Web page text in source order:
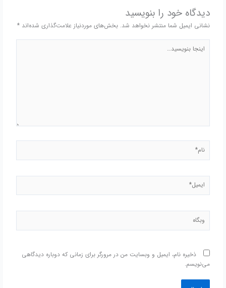
دیدگاه‌ خود را بنویسید
نشانی ایمیل شما منتشر نخواهد شد. بخش‌های موردنیاز علامت‌گذاری شده‌اند *
بنویسید…
وبگاه
ذخیره نام، ایمیل و وبسایت من در مرورگر برای زمانی که دوباره دیدگاهی
می‌نویسم.